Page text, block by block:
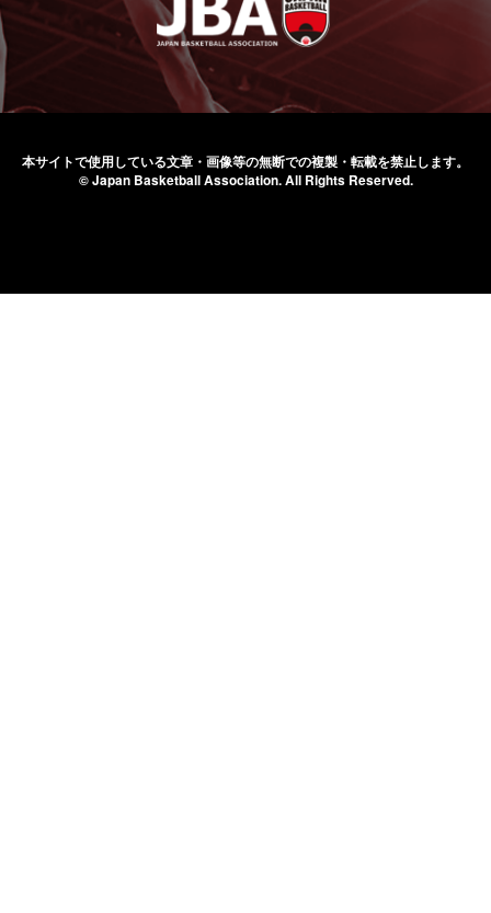
本サイトで使用している文章・画像等の無断での複製・転載を禁止します。
© Japan Basketball Association.All Rights Reserved.